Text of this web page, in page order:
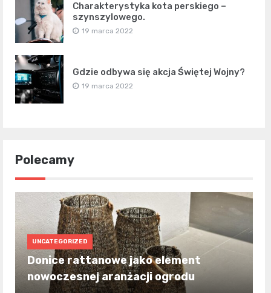
Charakterystyka kota perskiego –
szynszylowego.
19 marca 2022
Gdzie odbywa się akcja Świętej Wojny?
19 marca 2022
Polecamy
UNCATEGORIZED
Donice rattanowe jako element
nowoczesnej aranżacji ogrodu